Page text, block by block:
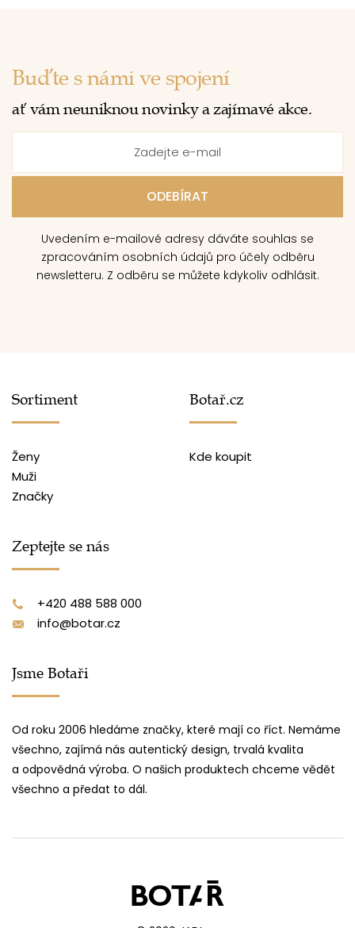
Buďte s námi ve spojení
ať vám neuniknou novinky a zajímavé akce.
Uvedením e-mailové adresy dáváte souhlas se
zpracováním osobních údajů pro účely odběru
newsletteru. Z odběru se můžete kdykoliv odhlásit.
Sortiment
Ženy
Muži
Značky
Botař.cz
Kde koupit
Zeptejte se nás
+420 488 588 000
info@botar.cz
Jsme Botaři
Od roku 2006 hledáme značky, které mají co říct. Nemáme
všechno, zajímá nás autentický design, trvalá kvalita
a odpovědná výroba. O našich produktech chceme vědět
všechno a předat to dál.